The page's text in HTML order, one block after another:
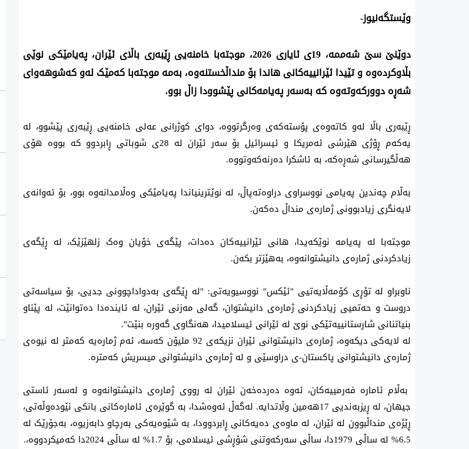
وێستگەنیوز-
دوێنێ سێ شەممە، 19ی ئایاری 2026، موجتەبا خامنەیی ڕێبەری باڵای ئێران، پەیامێکی نوێی
بڵاوكرده‌وه‌ و تێیدا ئێرانییەکانی هاندا بۆ منداڵخستنەوە، بەمە موجته‌با کەمێک لەو کەشوهەوای
شەڕە دوورکەوتەوە کە بەسەر پەیامەکانی پێشوودا زاڵ بوو.
ڕێبەری باڵا لەو کاتەوەی پۆستەکەی وەرگرتووە، دوای کوژرانی عەلی خامنەیی ڕێبەری پێشوو، لە
یەکەم ڕۆژی هێرشی ئەمریکا و ئیسرائیل بۆ سەر ئێران لە 28ی شوباتی ڕابردوو کە بووە هۆی
هەڵگیرسانی شەڕەکە، بە ئاشکرا دەرنەکەوتووە.
بەڵام چەندین پەیامی نووسراوی دراوه‌ته‌پاڵ، لە نوێترینیاندا پەیامێکی وەڵامدانەوە بوو، بۆ ئه‌وانه‌ی
لایەنگری زیادبوونی ژمارەی منداڵ ده‌كه‌ن.
موجته‌با له‌ په‌یامه‌ نوێكه‌یدا، هانی ئێرانییەکان ده‌دات، پێگەی خۆیان وەک زلهێزێک، لە ڕێگەی
زیادکردنی ژمارەی دانیشتوانەوە، بەهێزتر بکەن.
ناوبراو لە تۆڕی کۆمەڵایەتیی "ئێكس" نووسیویەتی: "له‌ ڕێگه‌ی به‌دواداچوونی جدیی، بۆ سیاسه‌تی
دروست و حه‌تمیی زیادكردنی ژماره‌ی دانیشتوان، گه‌لی مه‌زنی ئێران، له‌ ئاینده‌دا ده‌توانێت، لە پێناو
بنیاتنانی شارستانییەتێکی نوێ لە ئێرانی ئیسلامیدا، هه‌نگاوی گه‌وره‌ بنێت".
له‌ لایه‌كی دیكه‌وه‌، ژمارەی دانیشتوانی ئێران نزیکەی 92 ملیۆن کەسە، ئه‌م ژماره‌یه‌ کەمتر لە نیوەی
ژمارەی دانیشتوانی پاکستان-ی دراوسێی و له‌ ژماره‌ی دانیشتوانی میسریش کەمترە.
بەڵام ئامارە فەرمییەکان، ئه‌وه‌ ده‌رده‌خه‌ن ئێران له‌ رووی ژماره‌ی دانیشتوانه‌وه‌ و له‌سه‌ر ئاستی
جیهان، لە ڕیزبەندیی 17هه‌مین وڵاتدایه‌. لەگەڵ ئەوەشدا، بە گوێره‌ی ئامارەکانی بانکی نێودەوڵەتی،
ڕێژەی منداڵبوون لە ئێران، لە ماوەی دەیەکانی ڕابردوودا، بە شێوەیەکی بەرچاو دابەزیوە، بەجۆرێک لە
6.5% لە ساڵی 1979دا، ساڵی سەرکەوتنی شۆڕشی ئیسلامی، بۆ 1.7% لە ساڵی 2024دا کەمیکردووە،.